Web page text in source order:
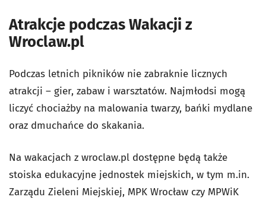
Atrakcje podczas Wakacji z
Wroclaw.pl
Podczas letnich pikników nie zabraknie licznych
atrakcji – gier, zabaw i warsztatów. Najmłodsi mogą
liczyć chociażby na malowania twarzy, bańki mydlane
oraz dmuchańce do skakania.
Na wakacjach z wroclaw.pl dostępne będą także
stoiska edukacyjne jednostek miejskich, w tym m.in.
Zarządu Zieleni Miejskiej, MPK Wrocław czy MPWiK